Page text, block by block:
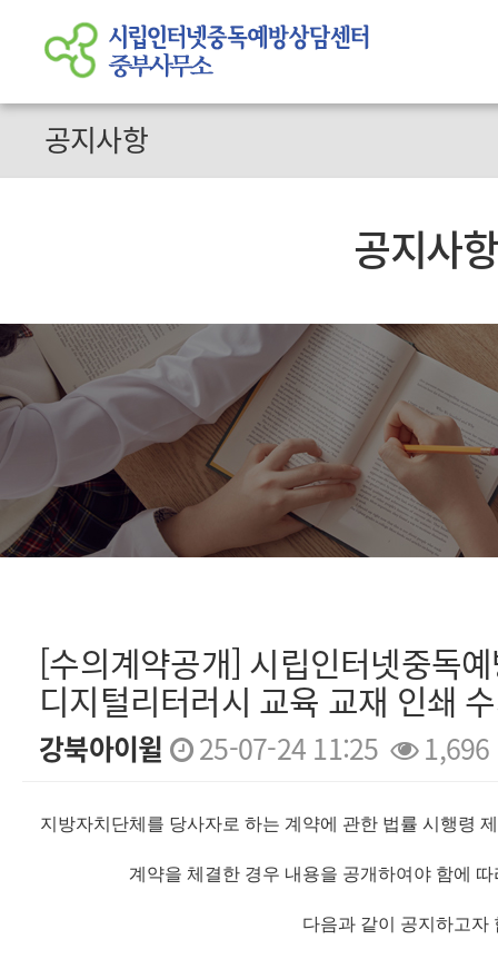
공지사항
공지사
[수의계약공개] 시립인터넷중독
디지털리터러시 교육 교재 인쇄
강북아이윌 25-07-24 11:25 1,696
본문
지방자치단체를 당사자로 하는 계약에 관한 법률 시행령
계약을 체결한 경우 내용을 공개하여야 함에
다음과 같이 공지하고자